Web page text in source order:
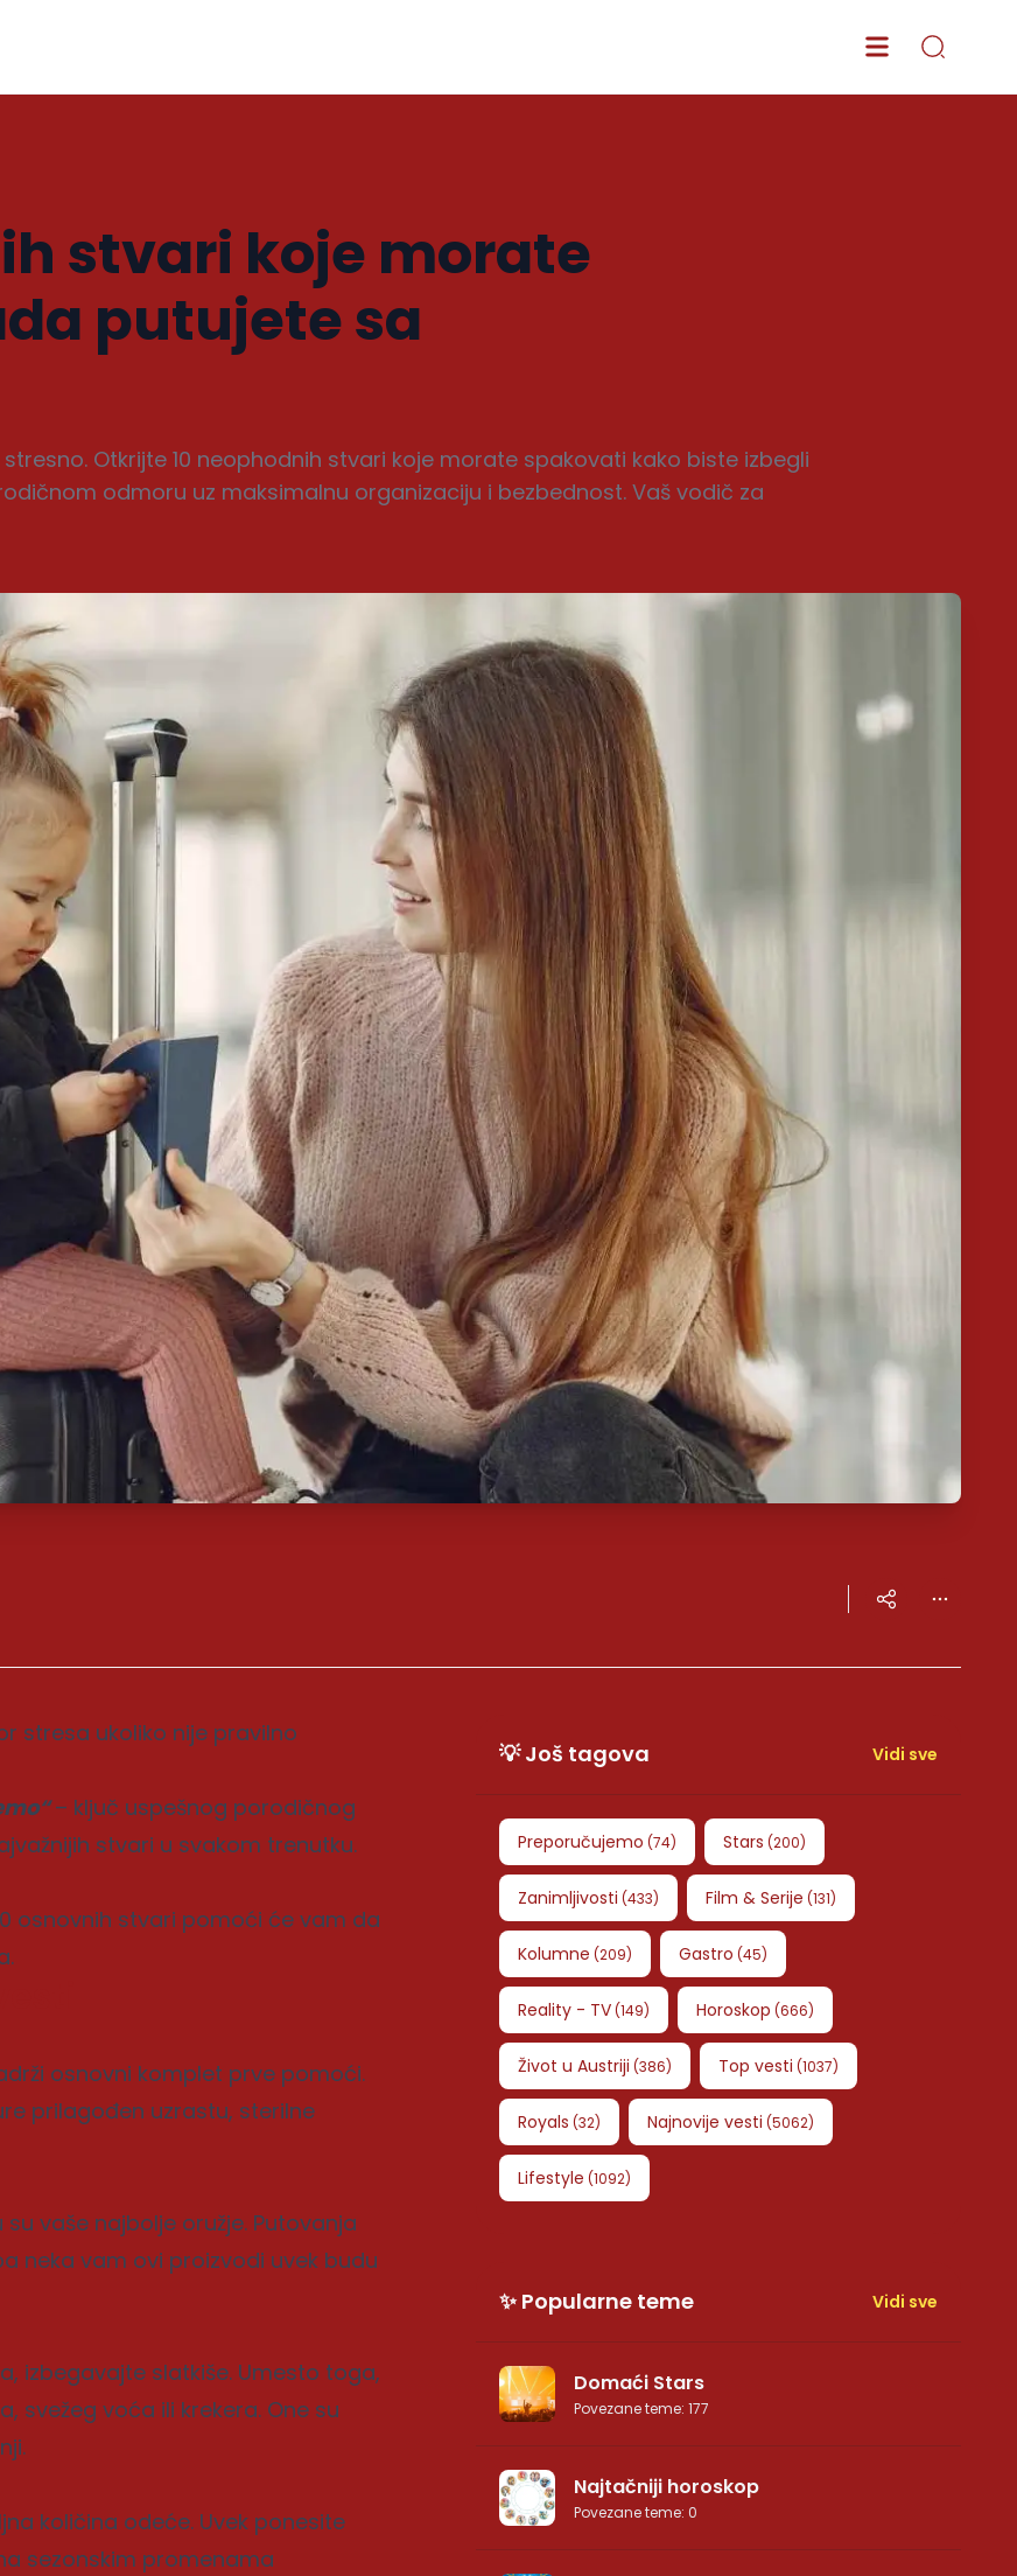
stvari koje morate
putujete sa
Otkrijte 10 neophodnih stvari koje morate spakovati kako biste izbegli
odmoru uz maksimalnu organizaciju i bezbednost. Vaš vodič za
stresa ukoliko nije pravilno
– ključ uspešnog porodičnog
stvari u svakom trenutku.
osnovnih stvari pomoći će vam da
osnovni komplet prve pomoći.
prilagođen uzrastu, sterilne
vaše najbolje oružje. Putovanja
neka vam ovi proizvodi uvek budu
izbegavajte slatkiše. Umesto toga,
svežeg voća ili krekera. One su
količina odeće. Uvek ponesite
sezonskim promenama
💡 Još tagova Vidi sve
Preporučujemo (74) Stars (200)
Zanimljivosti (433) Film & Serije (131)
Kolumne (209) Gastro (45)
Reality - TV(149) Horoskop (666)
Život u Austriji (386) Top vesti (1037)
Royals (32) Najnovije vesti (5062)
Lifestyle (1092)
✨ Popularne teme Vidi sve
Domaći Stars
Povezane teme: 177
Najtačniji horoskop
Povezane teme: 0